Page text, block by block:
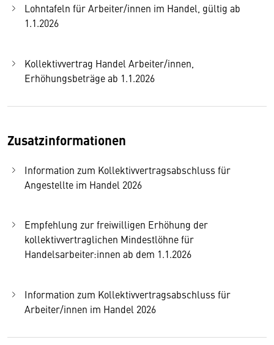
Lohntafeln für Arbeiter/innen im Handel, gültig ab
1.1.2026
Kollektivvertrag Handel Arbeiter/innen,
Erhöhungsbeträge ab 1.1.2026
Zusatzinformationen
Information zum Kollektivvertragsabschluss für
Angestellte im Handel 2026
Empfehlung zur freiwilligen Erhöhung der
kollektivvertraglichen Mindestlöhne für
Handelsarbeiter:innen ab dem 1.1.2026
Information zum Kollektivvertragsabschluss für
Arbeiter/innen im Handel 2026